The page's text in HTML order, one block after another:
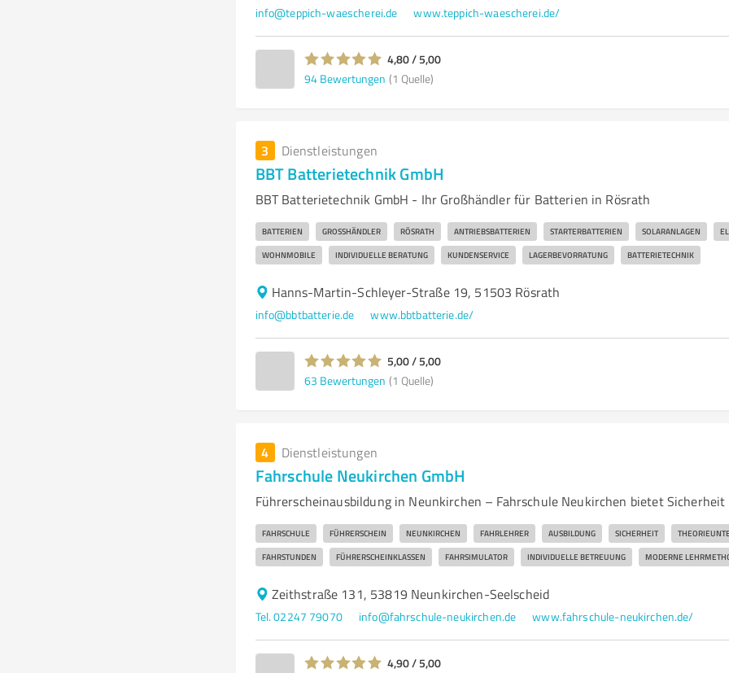
info@teppich-waescherei.de www.teppich-waescherei.de/
4,80 / 5,00
94 Bewertungen (1 Quelle)
3 Dienstleistungen
BBT Batterietechnik GmbH
BBT Batterietechnik GmbH - Ihr Großhändler für Batterien in Rösrath
BATTERIEN GROSSHÄNDLER RÖSRATH ANTRIEBSBATTERIEN STARTERBATTERIEN SOLARANLAGEN
WOHNMOBILE INDIVIDUELLE BERATUNG KUNDENSERVICE LAGERBEVORRATUNG BATTERIETECHNIK
Hanns-Martin-Schleyer-Straße 19, 51503 Rösrath
info@bbtbatterie.de www.bbtbatterie.de/
5,00 / 5,00
63 Bewertungen (1 Quelle)
4 Dienstleistungen
Fahrschule Neukirchen GmbH
Führerscheinausbildung in Neunkirchen – Fahrschule Neukirchen bietet Sicherheit
FAHRSCHULE FÜHRERSCHEIN NEUNKIRCHEN FAHRLEHRER AUSBILDUNG SICHERHEIT
FAHRSTUNDEN FÜHRERSCHEINKLASSEN FAHRSIMULATOR INDIVIDUELLE BETREUUNG MODERNE
Zeithstraße 131, 53819 Neunkirchen-Seelscheid
Tel. 02247 79070 info@fahrschule-neukirchen.de www.fahrschule-neukirchen.de/
4,90 / 5,00